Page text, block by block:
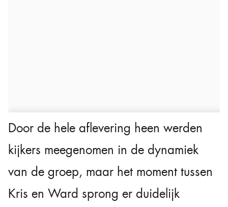
Door de hele aflevering heen werden
kijkers meegenomen in de dynamiek
van de groep, maar het moment tussen
Kris en Ward sprong er duidelijk